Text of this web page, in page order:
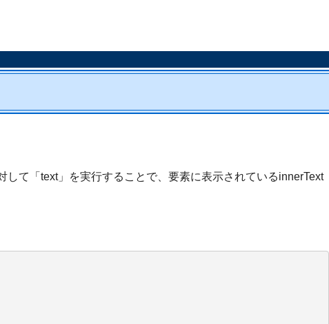
て「text」を実行することで、要素に表示されているinnerText